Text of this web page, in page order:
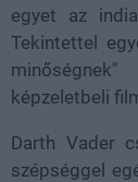
egyet az
Tekintettel
képzeletbeli
Darth Vader
szépséggel